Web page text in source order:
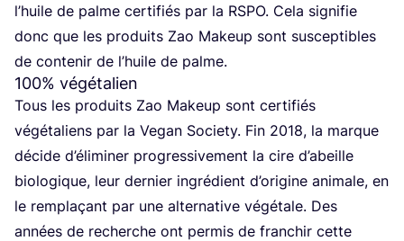
l’huile de palme cer­ti­fiés par la RSPO. Cela signi­fie
donc que les pro­duits Zao Makeup sont sus­cep­tibles
de conte­nir de l’huile de palme.
100% végétalien
Tous les pro­duits Zao Makeup sont cer­ti­fiés
végé­ta­liens par la Vegan Socie­ty. Fin 2018, la marque
décide d’é­li­mi­ner pro­gres­si­ve­ment la cire d’a­beille
bio­lo­gique, leur der­nier ingré­dient d’o­ri­gine ani­male, en
le rem­pla­çant par une alter­na­tive végé­tale. Des
années de recherche ont per­mis de fran­chir cette